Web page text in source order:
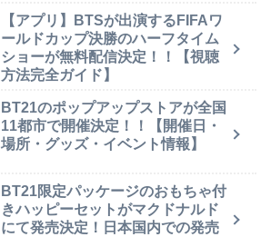
【アプリ】BTSが出演するFIFAワ
ールドカップ決勝のハーフタイム
ショーが無料配信決定！！【視聴
方法完全ガイド】
BT21のポップアップストアが全国
11都市で開催決定！！【開催日・
場所・グッズ・イベント情報】
BT21限定パッケージのおもちゃ付
きハッピーセットがマクドナルド
にて発売決定！日本国内での発売